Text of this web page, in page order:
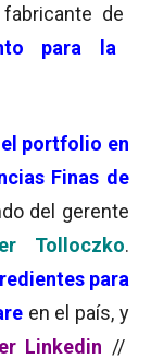
fabricante de
para la
portfolio en
Finas de
del gerente
Tolloczko.
para
en el país, y
Linkedin //